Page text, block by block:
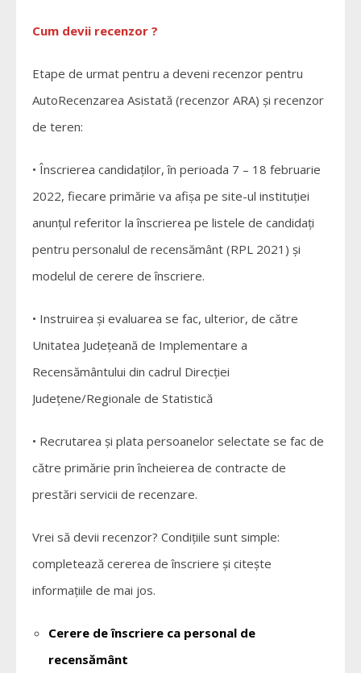
Cum devii recenzor ?
Etape de urmat pentru a deveni recenzor pentru
AutoRecenzarea Asistată (recenzor ARA) și recenzor
de teren:
• Înscrierea candidaților, în perioada 7 – 18 februarie
2022, fiecare primărie va afișa pe site-ul instituției
anunțul referitor la înscrierea pe listele de candidați
pentru personalul de recensământ (RPL 2021) și
modelul de cerere de înscriere.
• Instruirea și evaluarea se fac, ulterior, de către
Unitatea Județeană de Implementare a
Recensământului din cadrul Direcției
Județene/Regionale de Statistică
• Recrutarea și plata persoanelor selectate se fac de
către primărie prin încheierea de contracte de
prestări servicii de recenzare.
Vrei să devii recenzor? Condițiile sunt simple:
completează cererea de înscriere și citește
informațiile de mai jos.
Cerere de înscriere ca personal de
recensământ